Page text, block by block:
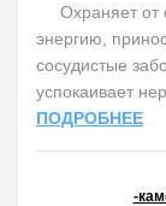
Охраняет от
энергию,
сосудистые
успокаивает
ПОДРОБНЕЕ
-